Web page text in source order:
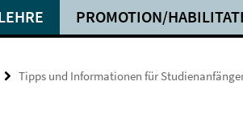
PROMOTION/
Tipps und Informationen für